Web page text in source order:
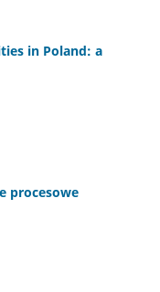
in Poland: a
procesowe